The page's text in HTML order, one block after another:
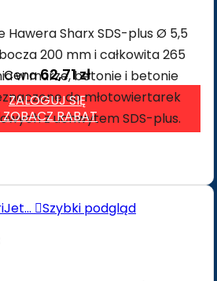
Hawera Sharx SDS-plus Ø 5,5
200 mm i całkowita 265
w murze, betonie i betonie
do młotowiertarek
z uchwytem SDS-plus.
Cena62,71 zł
ZALOGUJ SIĘ
ZOBACZ RABAT
Szybki podgląd